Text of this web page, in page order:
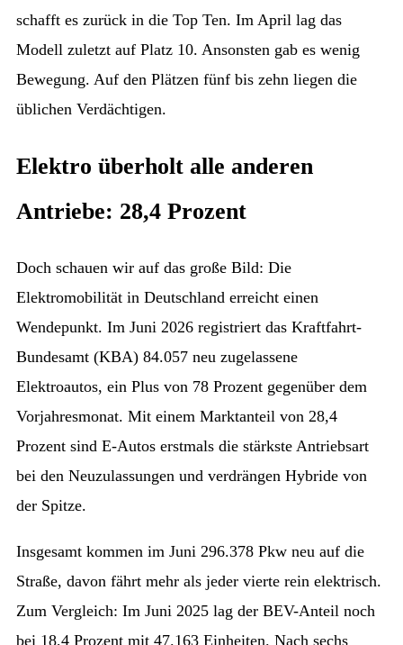
schafft es zurück in die Top Ten. Im April lag das
Modell zuletzt auf Platz 10. Ansonsten gab es wenig
Bewegung. Auf den Plätzen fünf bis zehn liegen die
üblichen Verdächtigen.
Elektro überholt alle anderen
Antriebe: 28,4 Prozent
Doch schauen wir auf das große Bild: Die
Elektromobilität in Deutschland erreicht einen
Wendepunkt. Im Juni 2026 registriert das Kraftfahrt-
Bundesamt (KBA) 84.057 neu zugelassene
Elektroautos, ein Plus von 78 Prozent gegenüber dem
Vorjahresmonat. Mit einem Marktanteil von 28,4
Prozent sind E-Autos erstmals die stärkste Antriebsart
bei den Neuzulassungen und verdrängen Hybride von
der Spitze.
Insgesamt kommen im Juni 296.378 Pkw neu auf die
Straße, davon fährt mehr als jeder vierte rein elektrisch.
Zum Vergleich: Im Juni 2025 lag der BEV-Anteil noch
bei 18,4 Prozent mit 47.163 Einheiten. Nach sechs